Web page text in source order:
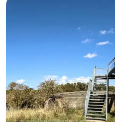
Hof
Last
faire
d'intérêt
-
Musées
-